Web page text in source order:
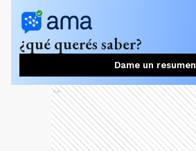
¿qué querés saber?
Dame un resumen
Ads